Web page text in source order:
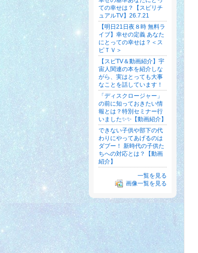
ての幸せは？【スピリチ
ュアルTV】26.7.21
【明日21日夜８時 無料ラ
イブ】幸せの定義 あなた
にとっての幸せは？＜ス
ピＴＶ＞
【スピTV＆動画紹介】宇
宙人関連の本を紹介しな
がら、実はとっても大事
なことを話しています！
「ディスクロージャー」
の前に知っておきたい情
報とは？特別セミナー行
いました✨✨【動画紹介】
できない子供や部下の代
わりにやってあげるのは
ダブー！ 新時代の子供た
ちへの対応とは？【動画
紹介】
一覧を見る
画像一覧を見る